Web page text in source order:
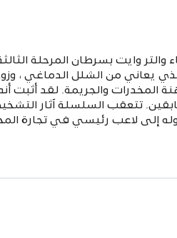
وايت بسرطان المرحلة
يعاني من الشلل الدماغي ،
والجريمة. لقد أثبت
تتعقب السلسلة آثار
إلى لاعب رئيسي في تجارة